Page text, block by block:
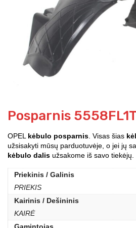
Posparnis
OPEL kėbulo posparnis . Visas šias
užsisakyti mūsų parduotuvėje, o jei jų
kėbulo dalis užsakome iš savo tiekėjų.
Priekinis / Galinis
PRIEKIS
Kairinis / Dešininis
KAIRĖ